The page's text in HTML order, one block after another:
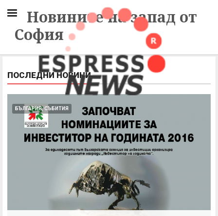
Новините на запад от
София
ПОСЛЕДНИ НОВИНИ
БЪЛГАРИЯ, СЪБИТИЯ